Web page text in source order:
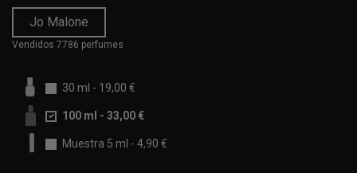
Jo Malone
Vendidos 7786 perfumes
30 ml - 19,00 €
100 ml - 33,00 €
Muestra 5 ml - 4,90 €